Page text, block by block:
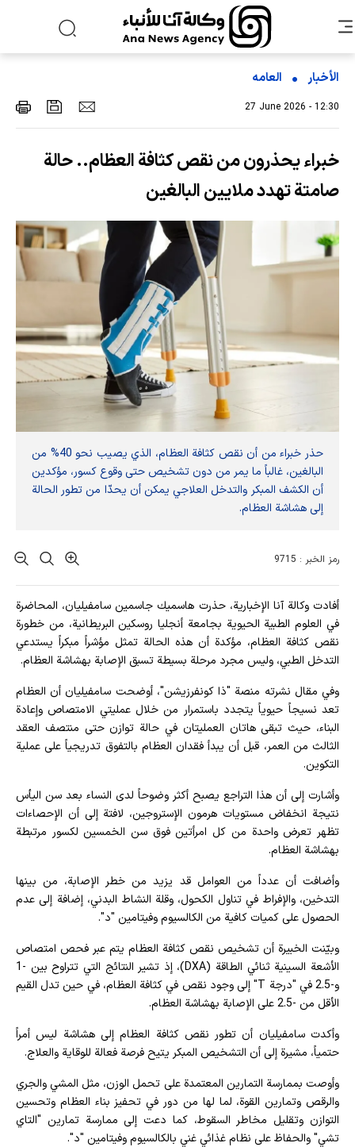
الأخبار العامه
27 June 2026 - 12:30
خبراء يحذرون من نقص كثافة العظام.. حالة
صامتة تهدد ملايين البالغين
حذر خبراء من أن نقص كثافة العظام، الذي يصيب نحو 40% من
البالغين، غالباً ما يمر من دون تشخيص حتى وقوع كسور، مؤكدين
أن الكشف المبكر والتدخل العلاجي يمكن أن يحدّا من تطور الحالة
إلى هشاشة العظام.
رمز الخبر : 9715
أفادت وکالة آنا الإخباریة، حذرت هاسميك جاسمين سامفيليان، المحاضرة
في العلوم الطبية الحيوية بجامعة أنجليا روسكين البريطانية، من خطورة
نقص كثافة العظام، مؤكدة أن هذه الحالة تمثل مؤشراً مبكراً يستدعي
التدخل الطبي، وليس مجرد مرحلة بسيطة تسبق الإصابة بهشاشة العظام.
وفي مقال نشرته منصة "ذا كونفرزيشن"، أوضحت سامفيليان أن العظام
تعد نسيجاً حيوياً يتجدد باستمرار من خلال عمليتي الامتصاص وإعادة
البناء، حيث تبقى هاتان العمليتان في حالة توازن حتى منتصف العقد
الثالث من العمر، قبل أن يبدأ فقدان العظام بالتفوق تدريجياً على عملية
التكوين.
وأشارت إلى أن هذا التراجع يصبح أكثر وضوحاً لدى النساء بعد سن اليأس
نتيجة انخفاض مستويات هرمون الإستروجين، لافتة إلى أن الإحصاءات
تظهر تعرض واحدة من كل امرأتين فوق سن الخمسين لكسور مرتبطة
بهشاشة العظام.
وأضافت أن عدداً من العوامل قد يزيد من خطر الإصابة، من بينها
التدخين، والإفراط في تناول الكحول، وقلة النشاط البدني، إضافة إلى عدم
الحصول على كميات كافية من الكالسيوم وفيتامين "د".
وبيّنت الخبيرة أن تشخيص نقص كثافة العظام يتم عبر فحص امتصاص
الأشعة السينية ثنائي الطاقة (DXA)، إذ تشير النتائج التي تتراوح بين -1
و-2.5 في "درجة T" إلى وجود نقص في كثافة العظام، في حين تدل القيم
الأقل من -2.5 على الإصابة بهشاشة العظام.
وأكدت سامفيليان أن تطور نقص كثافة العظام إلى هشاشة ليس أمراً
حتمياً، مشيرة إلى أن التشخيص المبكر يتيح فرصة فعالة للوقاية والعلاج.
وأوصت بممارسة التمارين المعتمدة على تحمل الوزن، مثل المشي والجري
والرقص وتمارين القوة، لما لها من دور في تحفيز بناء العظام وتحسين
التوازن وتقليل مخاطر السقوط، كما دعت إلى ممارسة تمارين "التاي
تشي" والحفاظ على نظام غذائي غني بالكالسيوم وفيتامين "د".